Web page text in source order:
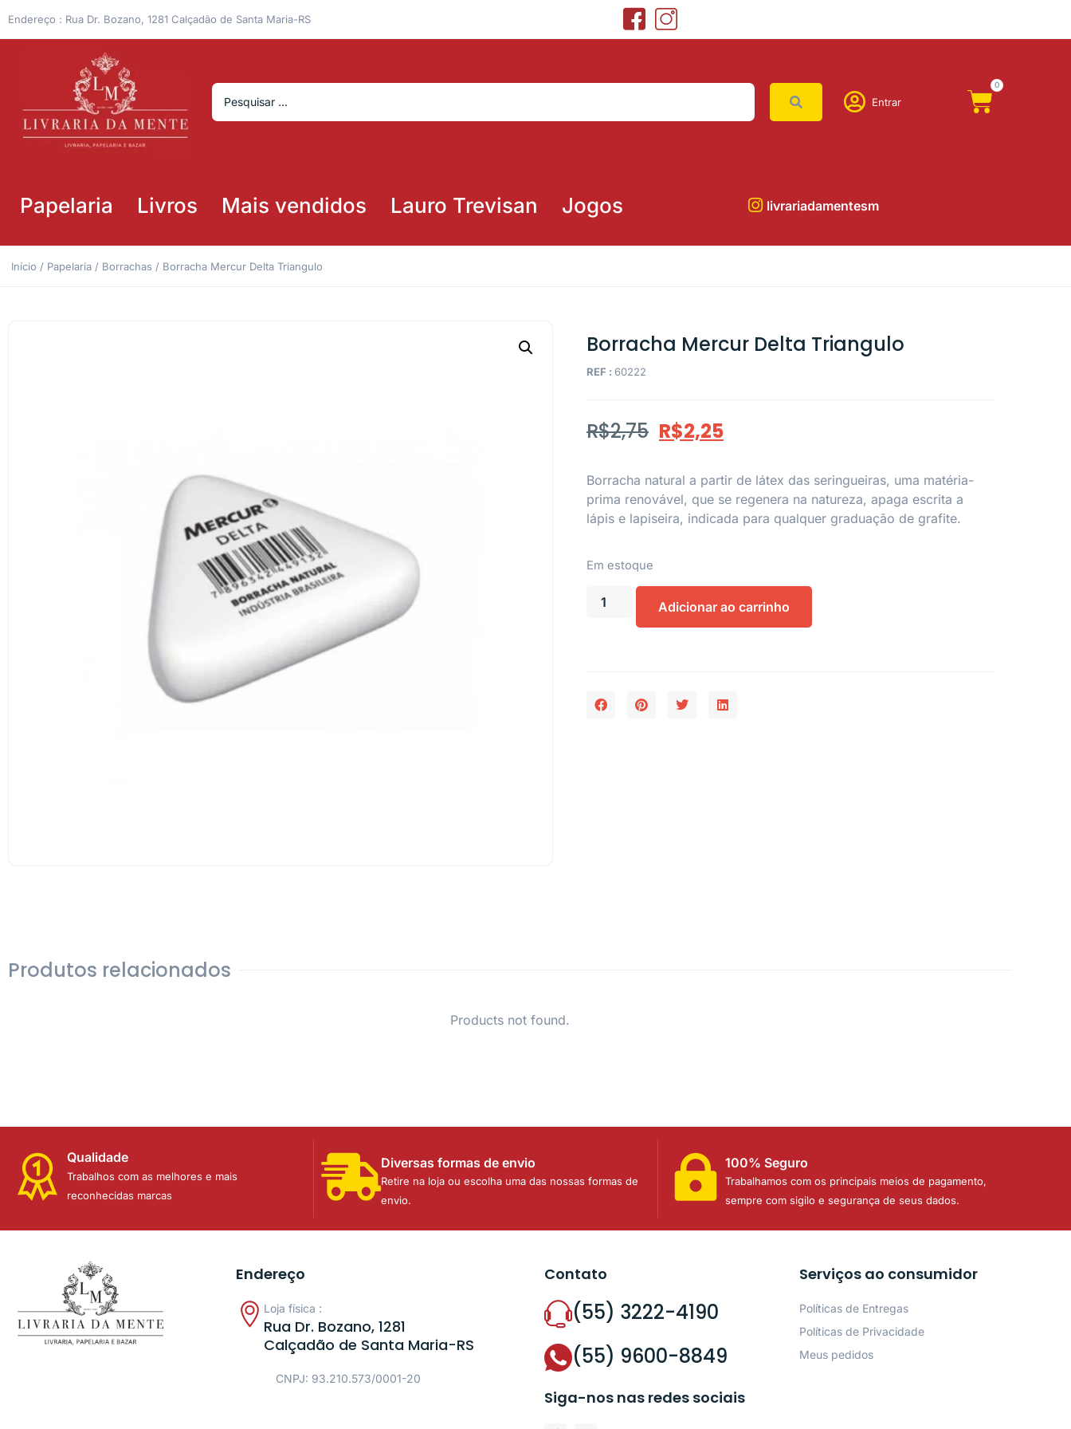
Endereço : Rua Dr. Bozano, 1281 Calçadão de Santa Maria-RS
Entrar
0
Papelaria Livros Mais vendidos Lauro Trevisan Jogos livrariadamentesm
Início / Papelaria / Borrachas / Borracha Mercur Delta Triangulo
Borracha Mercur Delta Triangulo
REF : 60222
R$2,75 R$2,25
Borracha natural a partir de látex das seringueiras, uma matéria-
prima renovável, que se regenera na natureza, apaga escrita a
lápis e lapiseira, indicada para qualquer graduação de grafite.
Em estoque
Adicionar ao carrinho
Produtos relacionados
Products not found.
Qualidade
Trabalhos com as melhores e mais
reconhecidas marcas
Diversas formas de envio
Retire na loja ou escolha uma das nossas formas de
envio.
100% Seguro
Trabalhamos com os principais meios de pagamento,
sempre com sigilo e segurança de seus dados.
Endereço
Loja física :
Rua Dr. Bozano, 1281
Calçadão de Santa Maria-RS
CNPJ: 93.210.573/0001-20
Contato
(55) 3222-4190
(55) 9600-8849
Siga-nos nas redes sociais
Serviços ao consumidor
Políticas de Entregas
Políticas de Privacidade
Meus pedidos